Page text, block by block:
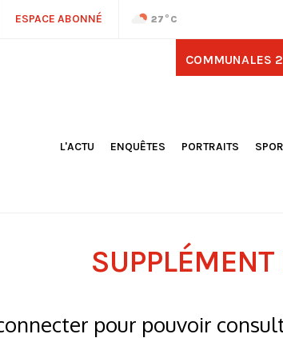
ESPACE ABONNÉ 27 °C
COMMUNALES
L'ACTU
CULTURE
PLANÈTE
ENQUÊTES PORTRAITS
pour pouvoir